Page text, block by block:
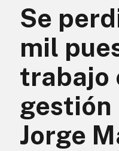
Se
mil
trabajo
gestión
Jorge